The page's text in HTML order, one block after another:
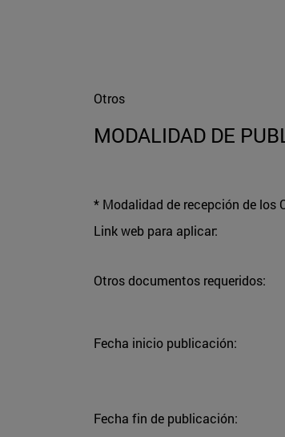
Otros
MODALIDAD DE
* Modalidad de recepción de los
Link web para aplicar:
Otros documentos requeridos:
Fecha inicio publicación:
Fecha fin de publicación: